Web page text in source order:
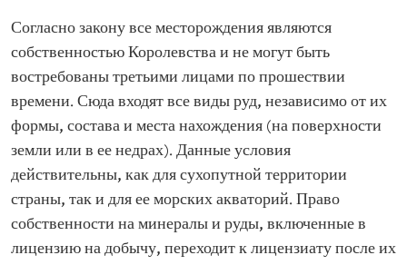
Согласно закону все месторождения являются
собственностью Королевства и не могут быть
востребованы третьими лицами по прошествии
времени. Сюда входят все виды руд, независимо от их
формы, состава и места нахождения (на поверхности
земли или в ее недрах). Данные условия
действительны, как для сухопутной территории
страны, так и для ее морских акваторий. Право
собственности на минералы и руды, включенные в
лицензию на добычу, переходит к лицензиату после их